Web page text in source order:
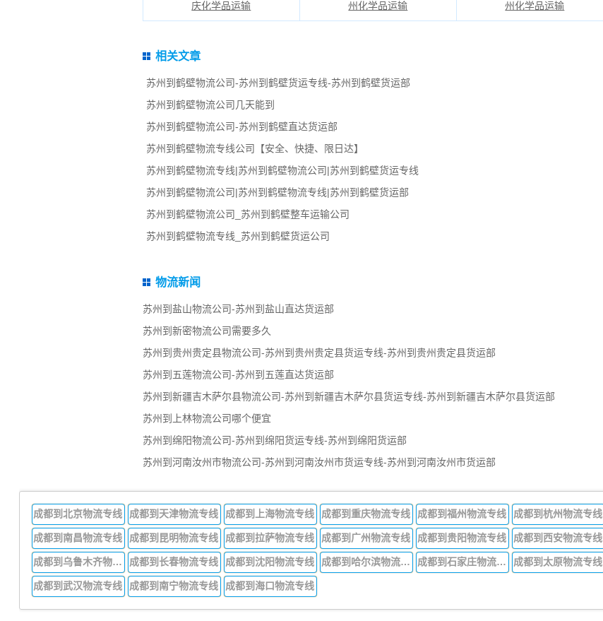
庆化学品运输
州化学品运输
州化学品运输
相关文章
苏州到鹤壁物流公司-苏州到鹤壁货运专线-苏州到鹤壁货运部
苏州到鹤壁物流公司几天能到
苏州到鹤壁物流公司-苏州到鹤壁直达货运部
苏州到鹤壁物流专线公司【安全、快捷、限日达】
苏州到鹤壁物流专线|苏州到鹤壁物流公司|苏州到鹤壁货运专线
苏州到鹤壁物流公司|苏州到鹤壁物流专线|苏州到鹤壁货运部
苏州到鹤壁物流公司_苏州到鹤壁整车运输公司
苏州到鹤壁物流专线_苏州到鹤壁货运公司
物流新闻
苏州到盐山物流公司-苏州到盐山直达货运部
苏州到新密物流公司需要多久
苏州到贵州贵定县物流公司-苏州到贵州贵定县货运专线-苏州到贵州贵定县货运部
苏州到五莲物流公司-苏州到五莲直达货运部
苏州到新疆吉木萨尔县物流公司-苏州到新疆吉木萨尔县货运专线-苏州到新疆吉木萨尔县货运部
苏州到上林物流公司哪个便宜
苏州到绵阳物流公司-苏州到绵阳货运专线-苏州到绵阳货运部
苏州到河南汝州市物流公司-苏州到河南汝州市货运专线-苏州到河南汝州市货运部
成都到北京物流专线 成都到天津物流专线 成都到上海物流专线 成都到重庆物流专线 成都到福州物流专线 成都到杭州物流专线
成都到南昌物流专线 成都到昆明物流专线 成都到拉萨物流专线 成都到广州物流专线 成都到贵阳物流专线 成都到西安物流专线
成都到乌鲁木齐物流专线 成都到长春物流专线 成都到沈阳物流专线 成都到哈尔滨物流专线 成都到石家庄物流专线 成都到太原物流专线
成都到武汉物流专线 成都到南宁物流专线 成都到海口物流专线